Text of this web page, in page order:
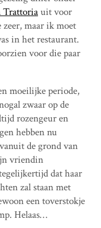
Trattoriauit voor
maar ik moet
in het restaurant.
voor die paar
moeilijke periode,
zwaar op de
rozengeur en
hebben nu
de grond van
vriendin
dat haar
zal staan met
een toverstokje
Helaas…